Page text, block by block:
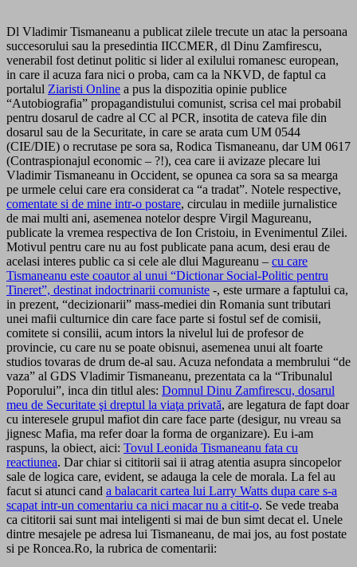
Dl Vladimir Tismaneanu a publicat zilele trecute un atac la persoana
succesorului sau la presedintia IICCMER, dl Dinu Zamfirescu,
venerabil fost detinut politic si lider al exilului romanesc european,
in care il acuza fara nici o proba, cam ca la NKVD, de faptul ca
portalul Ziaristi Online a pus la dispozitia opinie publice
“Autobiografia” propagandistului comunist, scrisa cel mai probabil
pentru dosarul de cadre al CC al PCR, insotita de cateva file din
dosarul sau de la Securitate, in care se arata cum UM 0544
(CIE/DIE) o recrutase pe sora sa, Rodica Tismaneanu, dar UM 0617
(Contraspionajul economic – ?!), cea care ii avizaze plecare lui
Vladimir Tismaneanu in Occident, se opunea ca sora sa sa mearga
pe urmele celui care era considerat ca “a tradat”. Notele respective,
comentate si de mine intr-o postare, circulau in mediile jurnalistice
de mai multi ani, asemenea notelor despre Virgil Magureanu,
publicate la vremea respectiva de Ion Cristoiu, in Evenimentul Zilei.
Motivul pentru care nu au fost publicate pana acum, desi erau de
acelasi interes public ca si cele ale dlui Magureanu – cu care
Tismaneanu este coautor al unui “Dictionar Social-Politic pentru
Tineret”, destinat indoctrinarii comuniste -, este urmare a faptului ca,
in prezent, “decizionarii” mass-mediei din Romania sunt tributari
unei mafii culturnice din care face parte si fostul sef de comisii,
comitete si consilii, acum intors la nivelul lui de profesor de
provincie, cu care nu se poate obisnui, asemenea unui alt foarte
studios tovaras de drum de-al sau. Acuza nefondata a membrului “de
vaza” al GDS Vladimir Tismaneanu, prezentata ca la “Tribunalul
Poporului”, inca din titlul ales: Domnul Dinu Zamfirescu, dosarul
meu de Securitate şi dreptul la viaţa privată, are legatura de fapt doar
cu interesele grupul mafiot din care face parte (desigur, nu vreau sa
jignesc Mafia, ma refer doar la forma de organizare). Eu i-am
raspuns, la obiect, aici: Tovul Leonida Tismaneanu fata cu
reactiunea. Dar chiar si cititorii sai ii atrag atentia asupra sincopelor
sale de logica care, evident, se adauga la cele de morala. La fel au
facut si atunci cand a balacarit cartea lui Larry Watts dupa care s-a
scapat intr-un comentariu ca nici macar nu a citit-o. Se vede treaba
ca cititorii sai sunt mai inteligenti si mai de bun simt decat el. Unele
dintre mesajele pe adresa lui Tismaneanu, de mai jos, au fost postate
si pe Roncea.Ro, la rubrica de comentarii: